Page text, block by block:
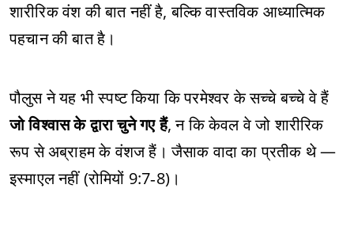
शारीरिक वंश की बात नहीं है, बल्कि वास्तविक आध्यात्मिक
पहचान की बात है।
पौलुस ने यह भी स्पष्ट किया कि परमेश्वर के सच्चे बच्चे वे हैं
जो विश्वास के द्वारा चुने गए हैं, न कि केवल वे जो शारीरिक
रूप से अब्राहम के वंशज हैं। जैसाक वादा का प्रतीक थे —
इस्माएल नहीं (रोमियों 9:7‑8)।